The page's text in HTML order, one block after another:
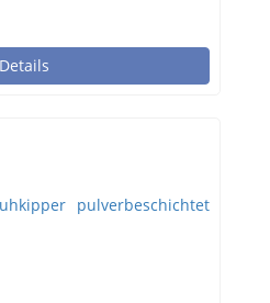
Details